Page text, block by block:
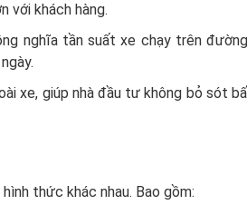
với khách hàng.
nghĩa tần suất xe chạy trên
xe, giúp nhà đầu tư không bỏ sót
thức khác nhau. Bao gồm: